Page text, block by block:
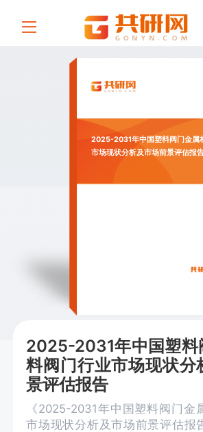
2025-2031年中国塑料阀门金属
市场现状分析及市场前景评估报
2025-2031年中国塑料
料阀门行业市场现状分
景评估报告
《2025-2031年中国塑料阀门金
市场现状分析及市场前景评估报